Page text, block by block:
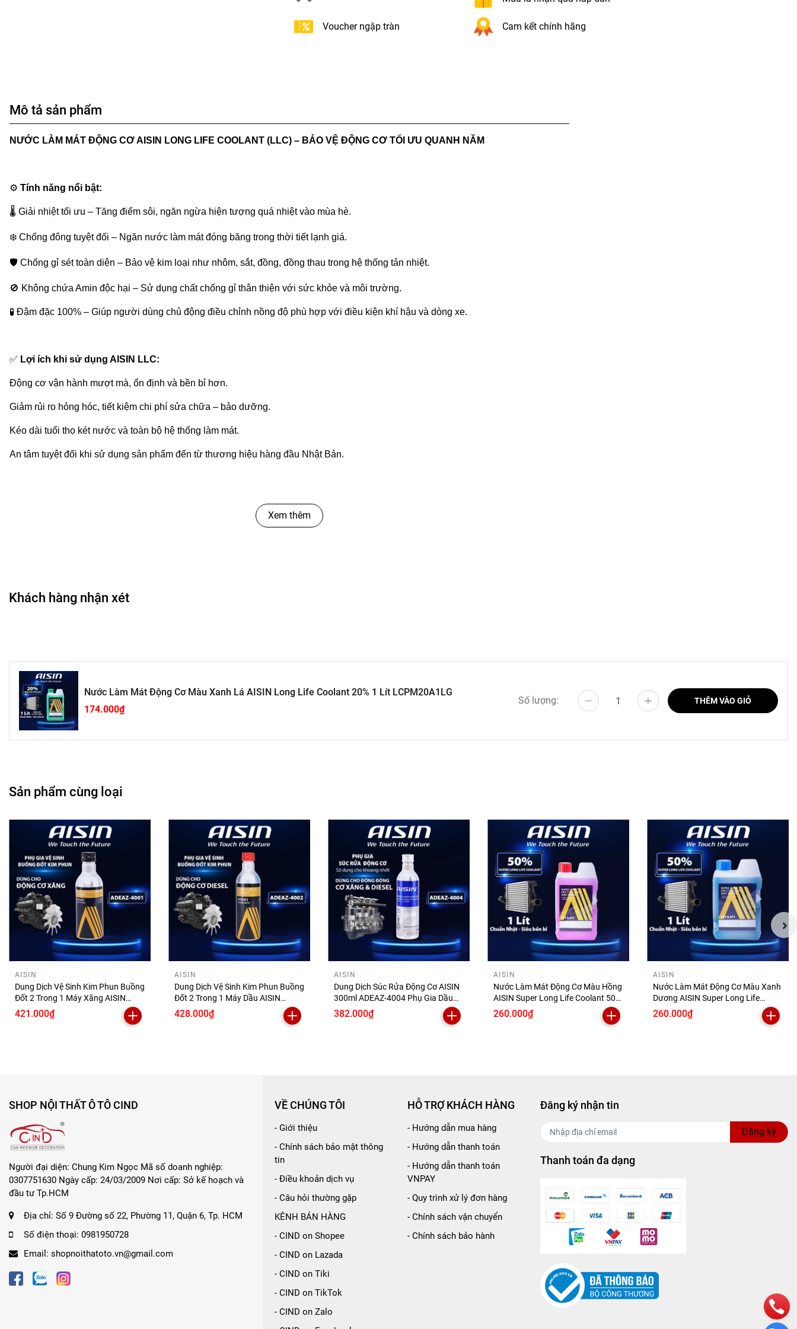
Voucher ngập tràn Cam kết chính hãng
Mô tả sản phẩm
NƯỚC LÀM MÁT ĐỘNG CƠ AISIN LONG LIFE COOLANT (LLC) – BẢO VỆ ĐỘNG CƠ TỐI ƯU QUANH NĂM
⚙️ Tính năng nổi bật:
🌡️ Giải nhiệt tối ưu – Tăng điểm sôi, ngăn ngừa hiện tượng quá nhiệt vào mùa hè.
❄️ Chống đông tuyệt đối – Ngăn nước làm mát đóng băng trong thời tiết lạnh giá.
🛡️ Chống gỉ sét toàn diện – Bảo vệ kim loại như nhôm, sắt, đồng, đồng thau trong hệ thống tản nhiệt.
🚫 Không chứa Amin độc hại – Sử dụng chất chống gỉ thân thiện với sức khỏe và môi trường.
🧪 Đậm đặc 100% – Giúp người dùng chủ động điều chỉnh nồng độ phù hợp với điều kiện khí hậu và dòng xe.
✅ Lợi ích khi sử dụng AISIN LLC:
Động cơ vận hành mượt mà, ổn định và bền bỉ hơn.
Giảm rủi ro hỏng hóc, tiết kiệm chi phí sửa chữa – bảo dưỡng.
Kéo dài tuổi thọ két nước và toàn bộ hệ thống làm mát.
An tâm tuyệt đối khi sử dụng sản phẩm đến từ thương hiệu hàng đầu Nhật Bản.
Xả sạch dung dịch cũ trước khi châm nước làm mát mới.
Thông tin kỹ thuật:
Nước Làm Mát Động Cơ AISIN Long Life Coolant
Nồng độ Ethylene Glycol 20%
Xem thêm
Khách hàng nhận xét
Nước Làm Mát Động Cơ Màu Xanh Lá AISIN Long Life Coolant 20% 1 Lít LCPM20A1LG
174.000₫
Số lượng: THÊM VÀO GIỎ
Sản phẩm cùng loại
AISIN
Dung Dịch Vệ Sinh Kim Phun Buồng
Đốt 2 Trong 1 Máy Xăng AISIN
200ml ADEAZ-4001 Phụ Gia Làm
Sạch Động Cơ Ô Tô
421.000₫
AISIN
Dung Dịch Vệ Sinh Kim Phun Buồng
Đốt 2 Trong 1 Máy Dầu AISIN
250ml ADEAZ-4002 Phụ Gia Làm
Sạch Hệ Thống Nhiên Liệu
428.000₫
AISIN
Dung Dịch Súc Rửa Động Cơ AISIN
300ml ADEAZ-4004 Phụ Gia Dầu
Nhớt Làm Sạch Cặn Bùn Trước Khi
Thay Nhớt Xe Ô Tô
382.000₫
AISIN
Nước Làm Mát Động Cơ Màu Hồng
AISIN Super Long Life Coolant 50%
1 Lít SCPM50A1LPK
260.000₫
AISIN
Nước Làm Mát Động Cơ Màu Xanh
Dương AISIN Super Long Life
Coolant 50% 1 Lít SCPM50A1LB
260.000₫
SHOP NỘI THẤT Ô TÔ CIND
Người đại diện: Chung Kim Ngọc Mã số doanh nghiệp:
0307751630 Ngày cấp: 24/03/2009 Nơi cấp: Sở kế hoạch và
đầu tư Tp.HCM
Địa chỉ: Số 9 Đường số 22, Phường 11, Quận 6, Tp. HCM
Số điện thoại: 0981950728
Email: shopnoithatoto.vn@gmail.com
VỀ CHÚNG TÔI
- Giới thiệu
- Chính sách bảo mật thông
tin
- Điều khoản dịch vụ
- Câu hỏi thường gặp
KÊNH BÁN HÀNG
- CIND on Shopee
- CIND on Lazada
- CIND on Tiki
- CIND on TikTok
- CIND on Zalo
HỖ TRỢ KHÁCH HÀNG
- Hướng dẫn mua hàng
- Hướng dẫn thanh toán
- Hướng dẫn thanh toán
VNPAY
- Quy trình xử lý đơn hàng
- Chính sách vận chuyển
- Chính sách bảo hành
Đăng ký nhận tin
Đăng ký
Thanh toán đa dạng